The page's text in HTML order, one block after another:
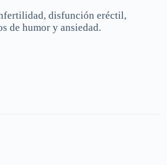
disfunción eréctil,
de humor y ansiedad.